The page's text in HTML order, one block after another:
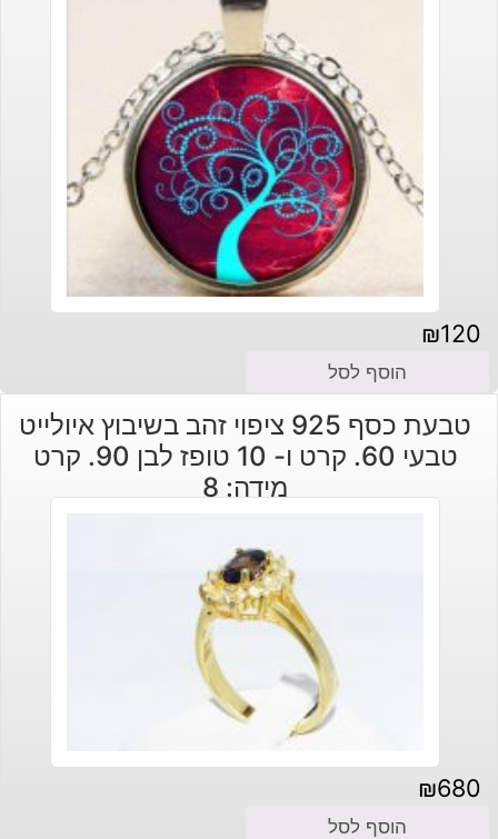
₪120
הוסף לסל
טבעת כסף 925 ציפוי זהב בשיבוץ איולייט
טבעי 60. קרט ו- 10 טופז לבן 90. קרט
מידה: 8
₪680
הוסף לסל